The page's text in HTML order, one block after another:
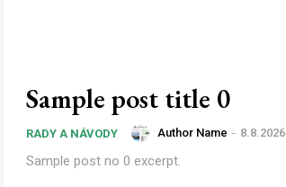
Sample post title 0
RADY A NÁVODY Author Name - 8.8.2026
Sample post no 0 excerpt.